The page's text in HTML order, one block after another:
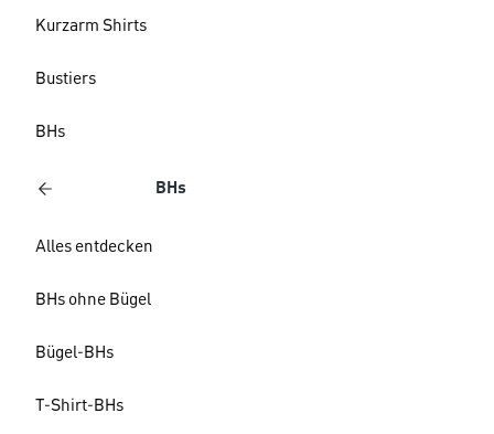
Kurzarm Shirts
Bustiers
BHs
BHs
Alles entdecken
BHs ohne Bügel
Bügel-BHs
T-Shirt-BHs